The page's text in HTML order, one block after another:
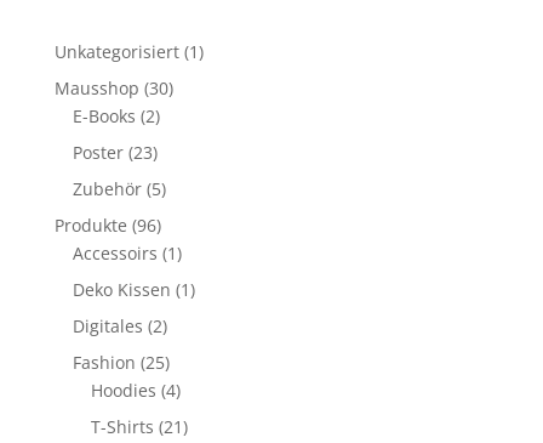
Unkategorisiert 11
Mausshop 3030
E-Books 22
Produkte
Poster 2323
Produkte
Zubehör 55
Produkte
Produkte 9696
Produkte
Accessoirs 11
Produkt
Deko Kissen 11
Digitales 22
Produkte
Fashion 2525
Produkte
Hoodies 44
Produkte
T-Shirts 2121